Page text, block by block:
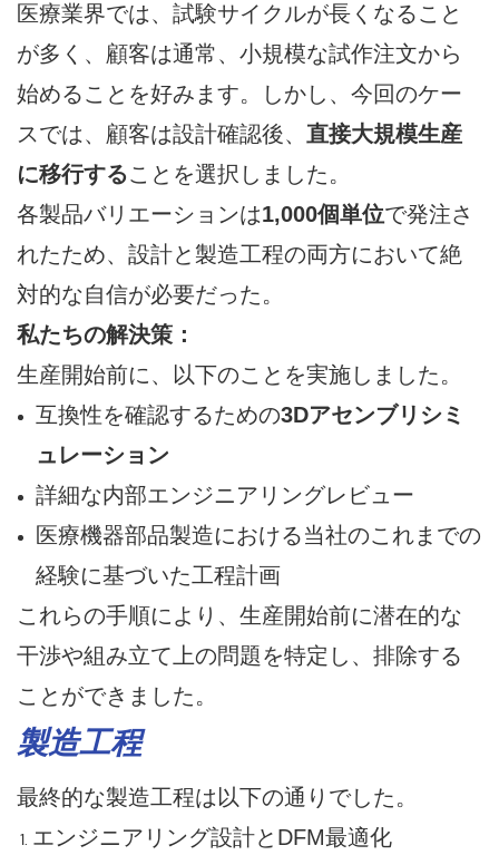
医療業界では、試験サイクルが長くなること
が多く、顧客は通常、小規模な試作注文から
始めることを好みます。しかし、今回のケー
スでは、顧客は設計確認後、 直接大規模生産
に移行することを選択しました。
各製品バリエーションは1,000個単位で発注さ
れたため、設計と製造工程の両方において絶
対的な自信が必要だった。
私たちの解決策：
生産開始前に、以下のことを実施しました。
互換性を確認するための3Dアセンブリシミ
ュレーション
詳細な内部エンジニアリングレビュー
医療機器部品製造における当社のこれまでの
経験に基づいた工程計画
これらの手順により、生産開始前に潜在的な
干渉や組み立て上の問題を特定し、排除する
ことができました。
製造工程
最終的な製造工程は以下の通りでした。
エンジニアリング設計とDFM最適化